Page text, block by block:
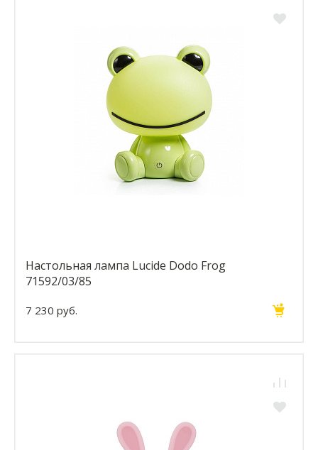
Настольная лампа Lucide Dodo Frog
71592/03/85
7 230 руб.